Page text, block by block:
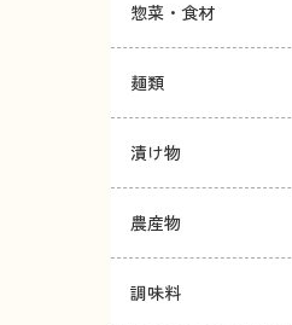
惣菜・食材
麺類
漬け物
農産物
調味料